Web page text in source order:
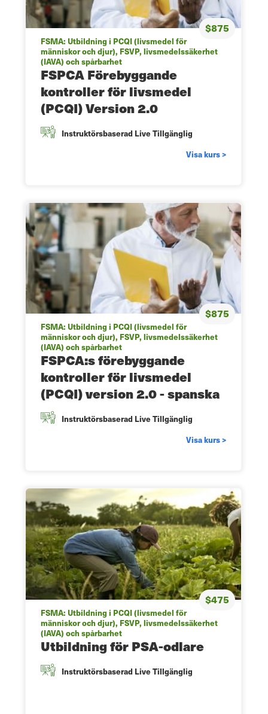
$875
FSMA: Utbildning i PCQI (livsmedel för
människor och djur), FSVP, livsmedelssäkerhet
(IAVA) och spårbarhet
FSPCA Förebyggande
kontroller för livsmedel
(PCQI) Version 2.0
Instruktörsbaserad Live Tillgänglig
Visa kurs >
$875
FSMA: Utbildning i PCQI (livsmedel för
människor och djur), FSVP, livsmedelssäkerhet
(IAVA) och spårbarhet
FSPCA:s förebyggande
kontroller för livsmedel
(PCQI) version 2.0 - spanska
Instruktörsbaserad Live Tillgänglig
Visa kurs >
$475
FSMA: Utbildning i PCQI (livsmedel för
människor och djur), FSVP, livsmedelssäkerhet
(IAVA) och spårbarhet
Utbildning för PSA-odlare
Instruktörsbaserad Live Tillgänglig